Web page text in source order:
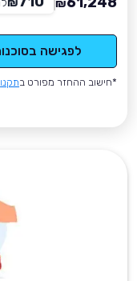
₪
₪
לפגישה
*חישוב ההחזר מפורט ב